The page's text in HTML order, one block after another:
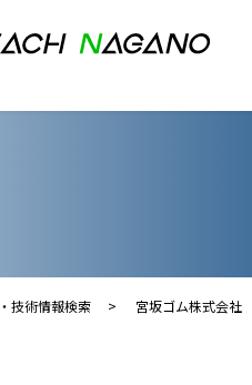
技術情報検索 宮坂ゴム株式会社